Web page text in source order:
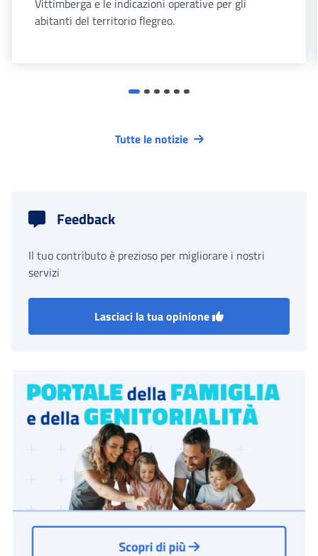
Vittimberga e le indicazioni operative per gli
abitanti del territorio flegreo.
Tutte le notizie
Feedback
Il tuo contributo è prezioso per migliorare i nostri
servizi
Lasciaci la tua opinione